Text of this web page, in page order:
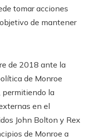
tomar acciones
de mantener
de 2018 ante la
de Monroe
permitiendo la
en el
John Bolton y Rex
de Monroe a